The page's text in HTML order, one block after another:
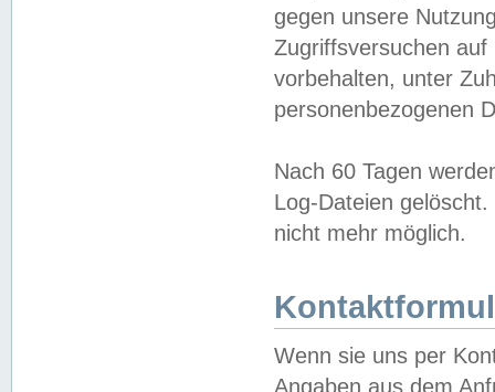
gegen unsere
Zugriffsversuchen
vorbehalten, unter
personenbezogenen
Nach 60 Tagen
Log-Dateien
nicht mehr möglich.
Wenn sie uns per
Angaben aus dem